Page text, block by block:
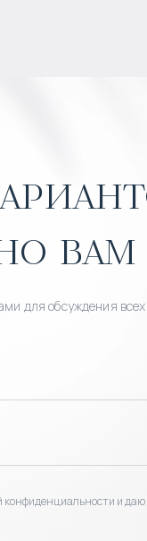
вам
для обсуждения
конфиденциальности и даю